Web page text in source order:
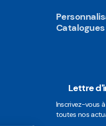
Catalogues
Lettre
Inscrivez-vous
toutes nos